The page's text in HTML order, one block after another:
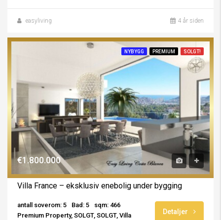
easyliving 4 år siden
NYBYGG PREMIUM SOLGT!
€1.800.000
Villa France – eksklusiv enebolig under bygging
antall soverom: 5 Bad: 5
sqm: 466
Premium Property, SOLGT, SOLGT, Villa
Detaljer